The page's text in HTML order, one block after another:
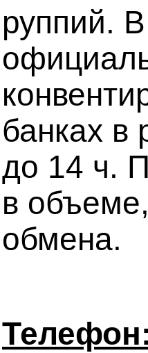
руппий.
банках в
до 14 ч.
в
обмена.
Телефон: